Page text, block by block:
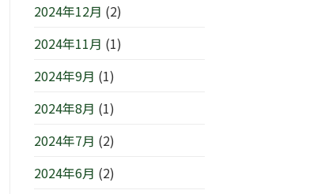
2024年12月 (2)
2024年11月 (1)
2024年9月 (1)
2024年8月 (1)
2024年7月 (2)
2024年6月 (2)